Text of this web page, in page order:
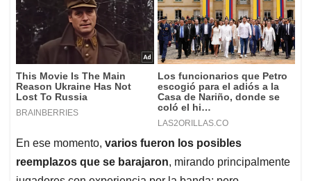
En ese momento, varios fueron los posibles
reemplazos que se barajaron, mirando principalmente